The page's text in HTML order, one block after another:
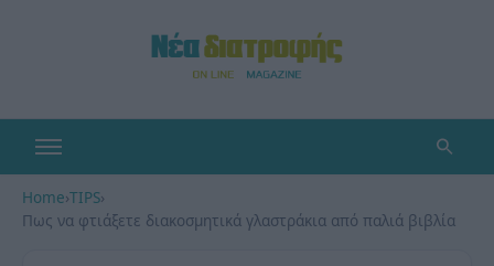
Home›TIPS›
Πως να φτιάξετε διακοσμητικά γλαστράκια από παλιά βιβλία